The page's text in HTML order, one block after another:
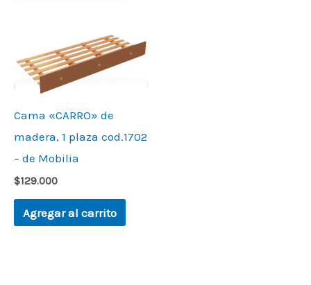
Cama «CARRO» de
madera, 1 plaza cod.1702
– de Mobilia
$129.000
Agregar al carrito